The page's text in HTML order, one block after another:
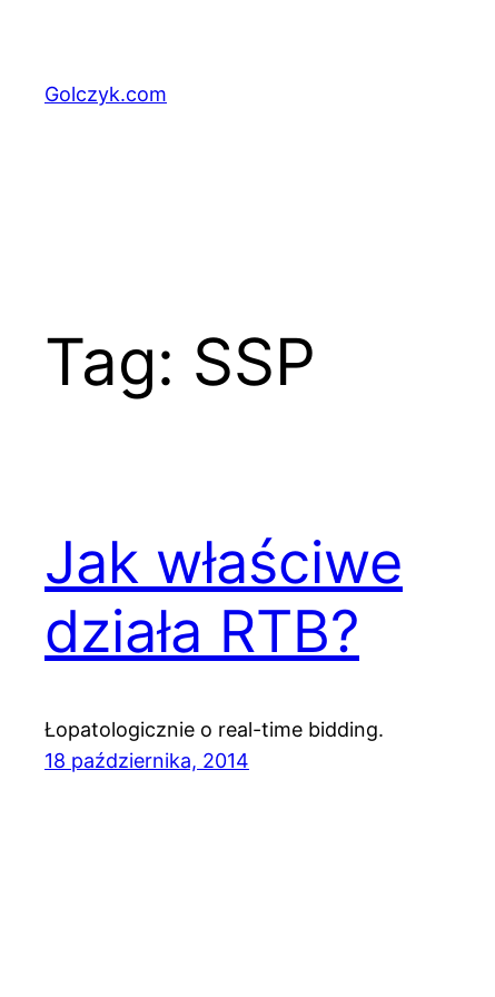
treściGolczyk.com
Tag: SSP
Jak właściwe
działa RTB?
Łopatologicznie o real-time bidding.
18 października, 2014